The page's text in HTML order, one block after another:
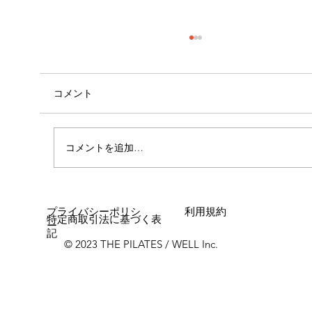
コメント
コメントを追加…
© 2023 THE PILATES / WELL Inc.
プライバシーポリシ
ー
利用規約
特定商取引法に基づく表
記